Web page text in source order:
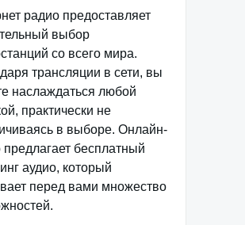
радио предоставляет
выбор
со всего мира.
трансляции в сети, вы
наслаждаться любой
практически не
в выборе. Онлайн-
предлагает бесплатный
аудио, который
перед вами множество